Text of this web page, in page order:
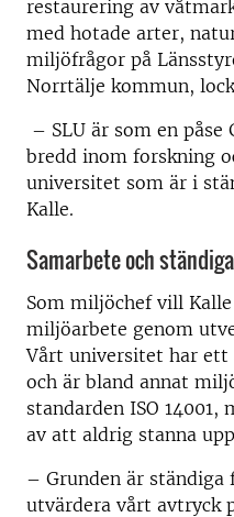
restaurering av
med hotade arter,
miljöfrågor på
Norrtälje kommun,
– SLU är som en
bredd inom forskning
universitet som är i
Kalle.
Samarbete och
Som miljöchef vill
miljöarbete genom
Vårt universitet har
och är bland annat
standarden ISO
av att aldrig stanna
– Grunden är
utvärdera vårt avtryck